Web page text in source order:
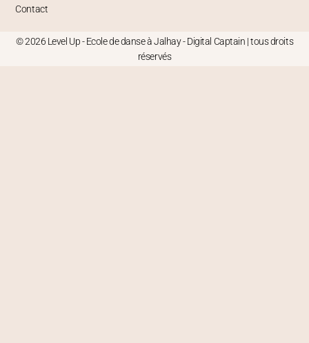
Contact
© 2026 Level Up - Ecole de danse à Jalhay -Digital Captain | tous droits
réservés